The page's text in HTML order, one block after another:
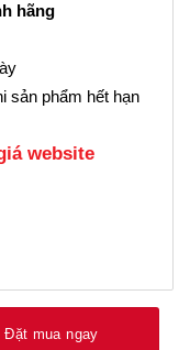
hãng
sản phẩm hết hạn
website
Đặt mua ngay